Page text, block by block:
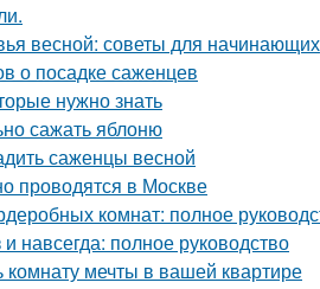
весной: советы для начинающих
о посадке саженцев
нужно знать
сажать яблоню
саженцы весной
проводятся в Москве
комнат: полное
навсегда: полное руководство
мечты в вашей квартире